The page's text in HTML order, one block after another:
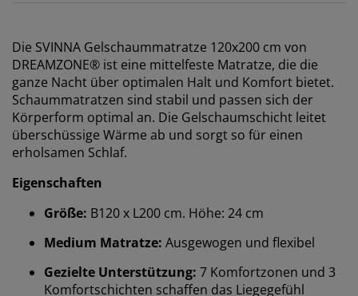
Die SVINNA Gelschaummatratze 120x200 cm von
DREAMZONE® ist eine mittelfeste Matratze, die die
ganze Nacht über optimalen Halt und Komfort bietet.
Schaummatratzen sind stabil und passen sich der
Körperform optimal an. Die Gelschaumschicht leitet
überschüssige Wärme ab und sorgt so für einen
erholsamen Schlaf.
Eigenschaften
Größe: B120 x L200 cm. Höhe: 24 cm
Medium Matratze: Ausgewogen und flexibel
Gezielte Unterstützung: 7 Komfortzonen und 3
Komfortschichten schaffen das Liegegefühl